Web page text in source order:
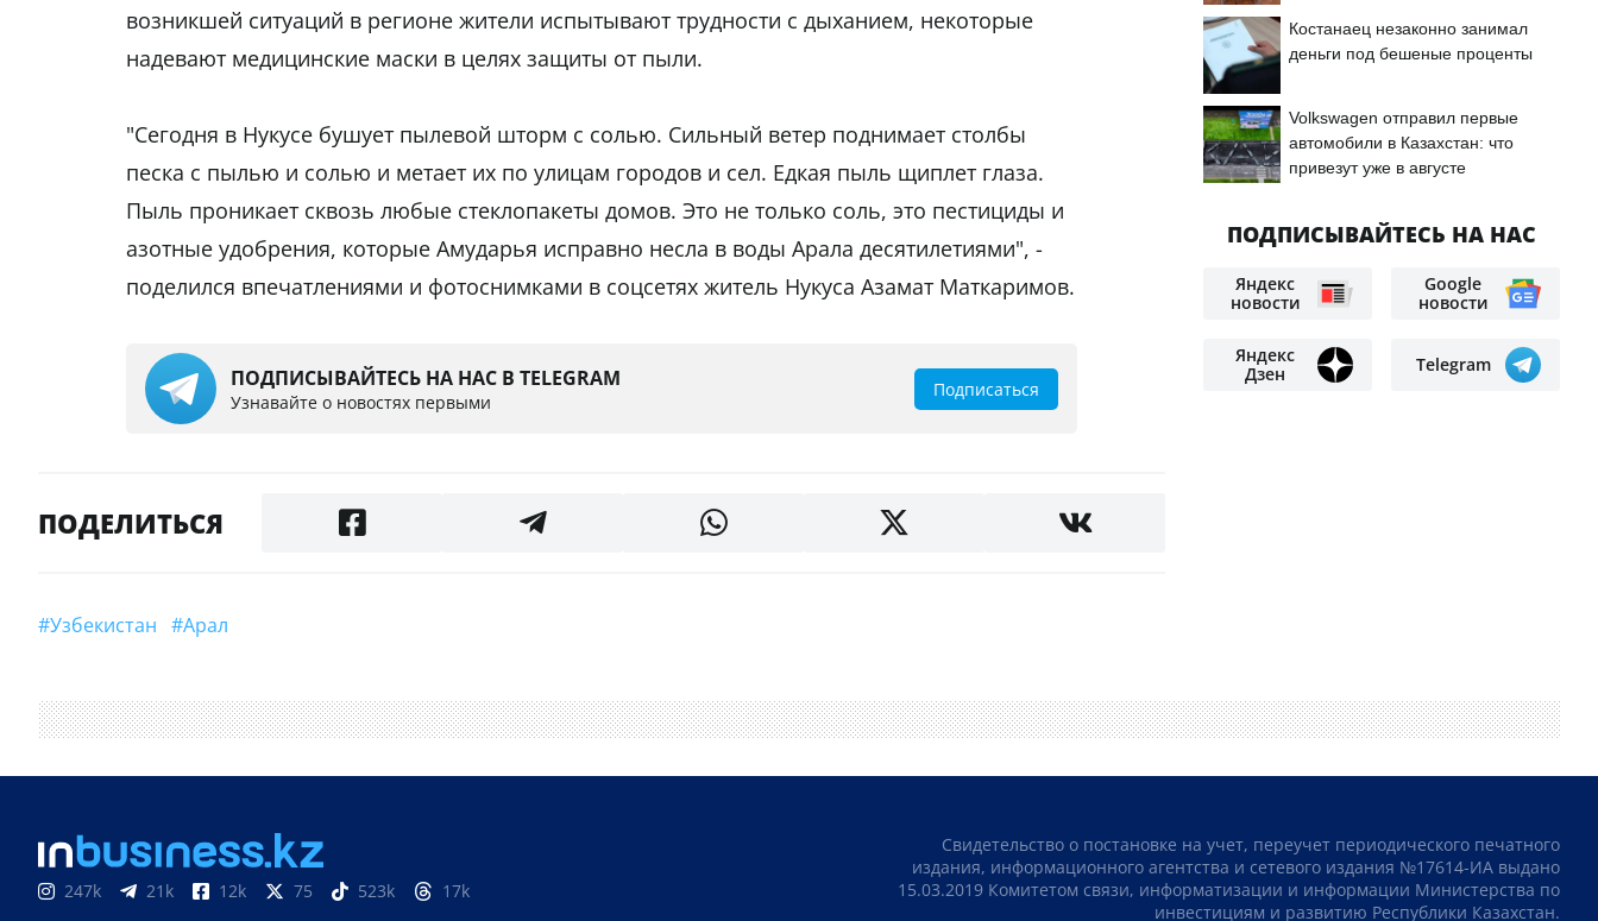
возникшей ситуаций в регионе жители испытывают трудности с дыханием, некоторые
надевают медицинские маски в целях защиты от пыли.
"Сегодня в Нукусе бушует пылевой шторм с солью. Сильный ветер поднимает столбы
песка с пылью и солью и метает их по улицам городов и сел. Едкая пыль щиплет глаза.
Пыль проникает сквозь любые стеклопакеты домов. Это не только соль, это пестициды и
азотные удобрения, которые Амударья исправно несла в воды Арала десятилетиями", -
поделился впечатлениями и фотоснимками в соцсетях житель Нукуса Азамат Маткаримов.
ПОДПИСЫВАЙТЕСЬ НА НАС В TELEGRAM
Узнавайте о новостях первыми
Подписаться
ПОДЕЛИТЬСЯ
#Узбекистан #Арал
Костанаец незаконно занимал
деньги под бешеные проценты
Volkswagen отправил первые
автомобили в Казахстан: что
привезут уже в августе
ПОДПИСЫВАЙТЕСЬ НА НАС
Яндекс
новости
Google
новости
Яндекс
Дзен
Telegram
247k 21k 12k 75 523k 17k
Свидетельство о постановке на учет, переучет периодического печатного
издания, информационного агентства и сетевого издания №17614-ИА выдано
15.03.2019 Комитетом связи, информатизации и информации Министерства по
инвестициям и развитию Республики Казахстан.